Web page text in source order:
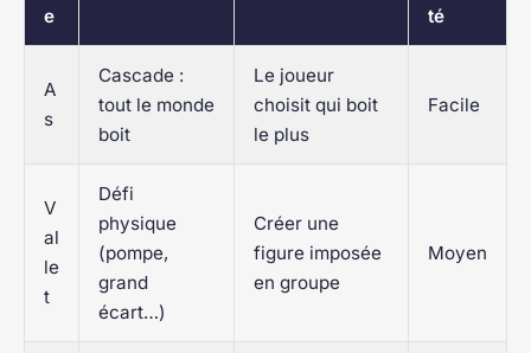
e
té
A
s
Cascade :
tout le monde
boit
Le joueur
choisit qui boit
le plus
Facile
V
al
le
t
Défi
physique
(pompe,
grand
écart…)
Créer une
figure imposée
en groupe
Moyen